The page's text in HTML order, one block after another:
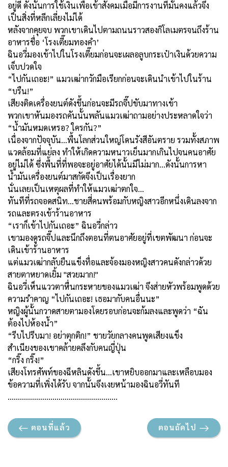
อยู่ดี ดังนั้นการใช้เงินเพื่อเข้าสังคมเมื่อมีการงานที่มั่นคงแล้วจึง
เป็นสิ่งที่หลีกเลี่ยงไม่ได้
หลังจากคุยจบ พวกเขาเดินไปตามถนนราวสองกิโลเมตรจนถึงร้าน
อาหารชื่อ ‘โรงเตี๊ยมทองคำ’
ฉินอวี่มองเข้าไปในโรงเตี๊ยมก่อนจะเผลอลูบกระเป๋าเงินด้วยความ
เจ็บปวดใจ
“ไปกันเถอะ!” แมวเฒ่ากวักมือเรียกก่อนจะเดินนำเข้าไปในร้าน
“บรืน!”
เสียงติดเครื่องยนต์ดังขึ้นก่อนจะมีรถจี๊ปขับมาทางเข้า
พวกเขาหันมองรถคันนั้นพลันแมวเฒ่าถามอย่างประหลาดใจว่า
“น้ำมันหมดเหรอ?ใครกัน?”
เนื่องจากปัจจุบัน...พื้นโลกส่วนใหญ่โดนรังสีอันตราย รวมทั้งสภาพ
แวดล้อมที่แย่ลง ทำให้เกิดความหนาวเย็นมากเกินไปจนคนอาศัย
อยู่ไม่ได้ ซึ่งพื้นที่ที่พอจะอยู่อาศัยได้นั้นมีไม่มาก...ดังนั้นการหา
น้ำมันเครื่องยนต์มาสกัดจึงเป็นเรื่องยาก
นั่นเลยเป็นเหตุผลที่ทำให้แมวเฒ่าตกใจ…
ทันทีที่รถจอดสนิท...ชายสี่คนพร้อมกับหญิงสาวอีกหนึ่งเดินลงจาก
รถและตรงเข้าร้านอาหาร
“เราก็เข้าไปกันเถอะ” ฉินอวี่กล่าว
เขามองดูรถจี๊ปและนึกถึงตอนที่ตนอาศัยอยู่ที่เขตพัฒนา ก่อนจะ
เดินเข้าร้านอาหาร
แต่แมวเฒ่ากลับยืนแข็งทื่อและจ้องมองหญิงสาวคนดังกล่าวด้วย
สายตาหยาดเยิ้ม "สวยมาก!"
ฉินอวี่เห็นแววตาหื่นกระหายของแมวเฒ่า จึงส่ายหัวพร้อมพูดด้วย
ความรำคาญ “ไปกันเถอะ! เธอมากับคนอื่นนะ”
หญิงผู้นั้นกวาดสายตามองโดยรอบก่อนจะก้มลงและพูดว่า “ฉัน
ต้องไปห้องน้ำ”
“รีบไปรีบมา! อย่าตุกติก!” ชายวัยกลางคนพูดเสียงแข็ง
สำเนียงของเขาคล้ายคลึงกับคนญี่ปุ่น
“กริ๊ง กริ๊ง!”
เสียงโทรศัพท์ของฉีหลินดังขึ้น...เขาหยิบออกมาและเหลือบมอง
ข้อความที่เพิ่งได้รับ จากนั้นจึงเงยหน้ามองฉินอวี่ทันที
………………………………………………
ตอนที่แล้ว ตอนถัดไป